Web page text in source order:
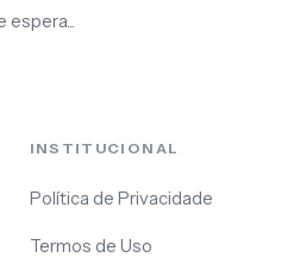
espera...
INSTITUCIONAL
Política de Privacidade
Termos de Uso